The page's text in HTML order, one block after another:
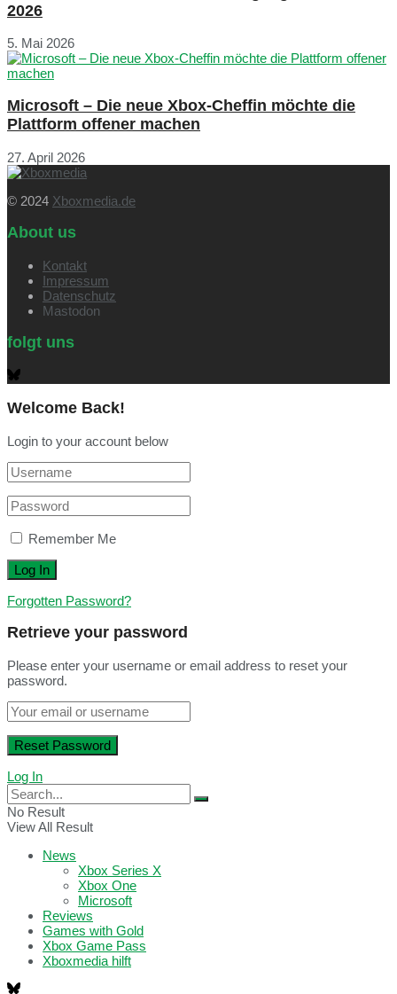
2026
5. Mai 2026
Microsoft – Die neue Xbox-Cheffin möchte die
Plattform offener machen
27. April 2026
© 2024 Xboxmedia.de
About us
Kontakt
Impressum
Datenschutz
Mastodon
folgt uns
Welcome Back!
Login to your account below
Remember Me
Forgotten Password?
Retrieve your password
Please enter your username or email address to reset your
password.
Log In
No Result
View All Result
News
Xbox Series X
Xbox One
Microsoft
Reviews
Games with Gold
Xbox Game Pass
Xboxmedia hilft